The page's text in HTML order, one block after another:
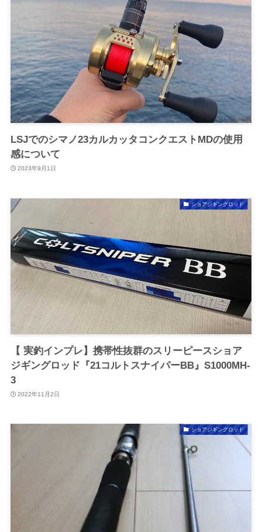
LSJでのシマノ23カルカッタコンクエストMDの使用
感について
2023年9月1日
ショアジギングロッド
【 実釣インプレ】携帯性抜群のスリーピースショア
ジギングロッド『21コルトスナイパーBB』S1000MH-
3
2022年11月2日
ショアジギングロッド